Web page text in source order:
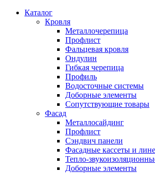
Каталог
Кровля
Металлочерепица
Профлист
Фальцевая кровля
Ондулин
Гибкая черепица
Профиль
Водосточные системы
Доборные элементы
Сопутствующие товары
Фасад
Металлосайдинг
Профлист
Сэндвич панели
Фасадные кассеты и
Тепло-
Доборные элементы